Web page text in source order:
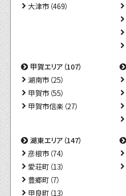
大津市（469）
甲賀エリア（107）
湖南市（25）
甲賀市（55）
甲賀市信楽（27）
湖東エリア（147）
彦根市（74）
愛荘町（13）
豊郷町（7）
甲良町（13）